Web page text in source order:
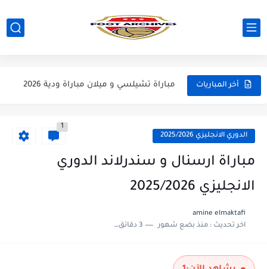
أخر المباريات
مباراة ارسنال و دورتموند كاس الامارات 2026
مباراة تشيلسي و ميلان مباراة ودية 2026
مباراة انتر ميلان و يوفنتوس مباراة ودية 2026
مباراة برشلونة و اودينيزي مباراة ودية 2026
الدوري الانجليزي 2025/2026
1
مباراة ارسنال و سندرلاند الدوري
الانجليزي 2025/2026
amine elmaktafi
اخر تحديث :منذ بضع شهور 3 دقائق للقراءة